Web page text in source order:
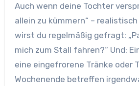
Auch wenn deine Tochter
allein zu kümmern“ –
wirst du regelmäßig gefragt:
mich zum Stall fahren?“ Und:
eine eingefrorene Tränke oder
Wochenende betreffen